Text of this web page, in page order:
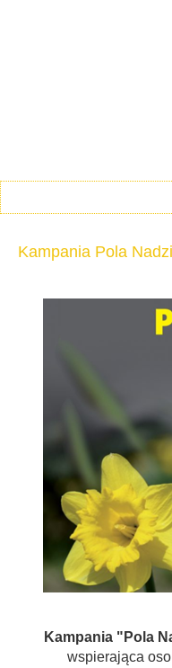
Kampania Pola
Kampania "Pola
wspierająca